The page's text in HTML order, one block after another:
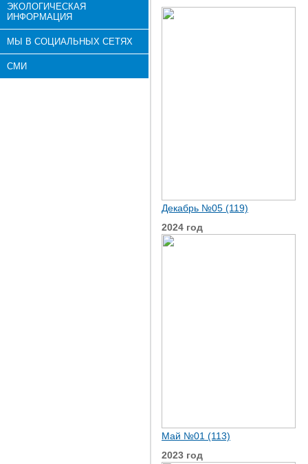
ЭКОЛОГИЧЕСКАЯ
ИНФОРМАЦИЯ
МЫ В СОЦИАЛЬНЫХ СЕТЯХ
СМИ
Декабрь №05 (119)
2024 год
Май №01 (113)
2023 год